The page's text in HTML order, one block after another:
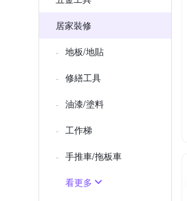
居家裝修
地板/地貼
修繕工具
油漆/塗料
工作梯
手推車/拖板車
看更多